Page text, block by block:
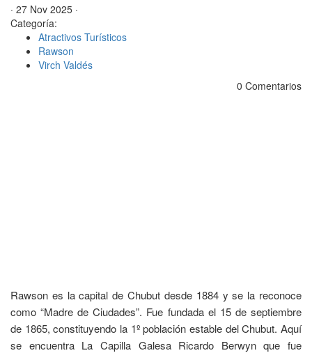
· 27 Nov 2025 ·
Categoría:
Atractivos Turísticos
Rawson
Virch Valdés
0 Comentarios
Rawson es la capital de Chubut desde 1884 y se la reconoce
como “Madre de Ciudades”. Fue fundada el 15 de septiembre
de 1865, constituyendo la 1º población estable del Chubut. Aquí
se encuentra La Capilla Galesa Ricardo Berwyn que fue